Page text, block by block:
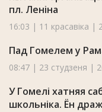
пл. Леніна
16:03 | 11 красавіка |
Пад Гомелем у
08:47 | 23 студзеня |
У Гомелі хатняя
школьніка. Ён